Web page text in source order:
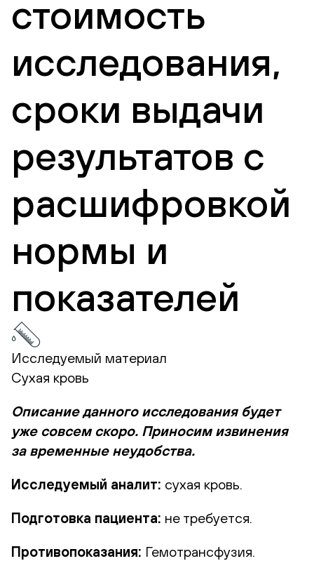
стоимость
исследования,
сроки выдачи
результатов с
расшифровкой
нормы и
показателей
Исследуемый материал
Сухая кровь
Описание данного исследования будет
уже совсем скоро. Приносим извинения
за временные неудобства.
Исследуемый аналит: сухая кровь.
Подготовка пациента: не требуется.
Противопоказания: Гемотрансфузия.